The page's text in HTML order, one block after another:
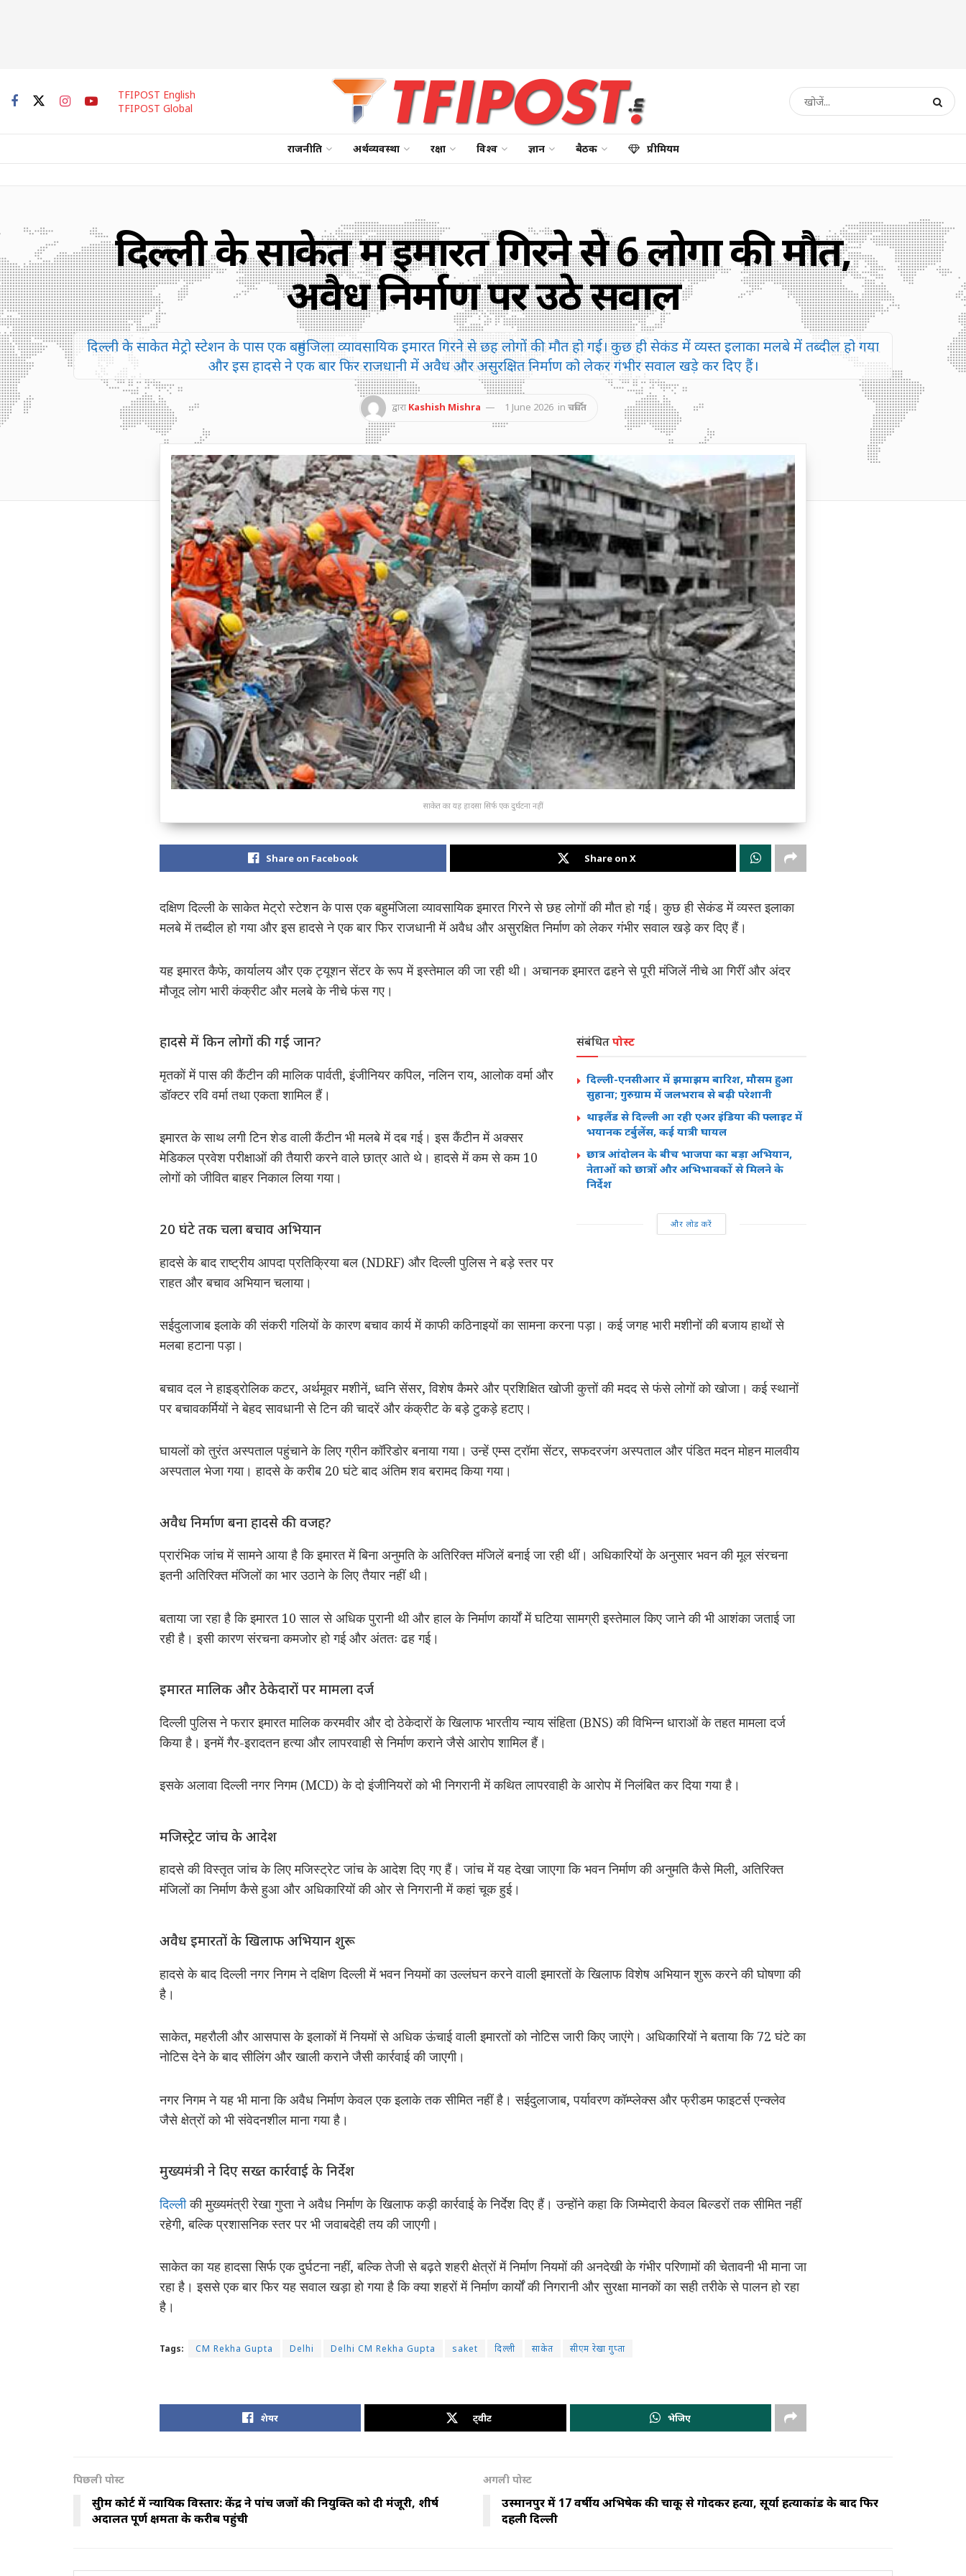
TFIPOST English
TFIPOST Global
राजनीति अर्थव्यवस्था रक्षा विश्व ज्ञान बैठक प्रीमियम
दिल्ली के साकेत में इमारत गिरने से 6 लोगों की मौत,
अवैध निर्माण पर उठे सवाल
दिल्ली के साकेत मेट्रो स्टेशन के पास एक बहुमंजिला व्यावसायिक इमारत गिरने से छह लोगों की मौत हो गई। कुछ ही सेकंड में व्यस्त इलाका मलबे में तब्दील हो गया
और इस हादसे ने एक बार फिर राजधानी में अवैध और असुरक्षित निर्माण को लेकर गंभीर सवाल खड़े कर दिए हैं।
द्वारा Kashish Mishra 1 June 2026 in चर्चित
साकेत का यह हादसा सिर्फ एक दुर्घटना नहीं
Share on Facebook Share on X
दक्षिण दिल्ली के साकेत मेट्रो स्टेशन के पास एक बहुमंजिला व्यावसायिक इमारत गिरने से छह लोगों की मौत हो गई। कुछ ही सेकंड में व्यस्त इलाका
मलबे में तब्दील हो गया और इस हादसे ने एक बार फिर राजधानी में अवैध और असुरक्षित निर्माण को लेकर गंभीर सवाल खड़े कर दिए हैं।
यह इमारत कैफे, कार्यालय और एक ट्यूशन सेंटर के रूप में इस्तेमाल की जा रही थी। अचानक इमारत ढहने से पूरी मंजिलें नीचे आ गिरीं और अंदर
मौजूद लोग भारी कंक्रीट और मलबे के नीचे फंस गए।
संबंधितपोस्ट
दिल्ली-एनसीआर में झमाझम बारिश, मौसम हुआ
सुहाना; गुरुग्राम में जलभराव से बढ़ी परेशानी
थाइलैंड से दिल्ली आ रही एअर इंडिया की फ्लाइट में
भयानक टर्बुलेंस, कई यात्री घायल
छात्र आंदोलन के बीच भाजपा का बड़ा अभियान,
नेताओं को छात्रों और अभिभावकों से मिलने के
निर्देश
और लोड करें
हादसे में किन लोगों की गई जान?
मृतकों में पास की कैंटीन की मालिक पार्वती, इंजीनियर कपिल, नलिन राय, आलोक वर्मा और
डॉक्टर रवि वर्मा तथा एकता शामिल हैं।
इमारत के साथ लगी टिन शेड वाली कैंटीन भी मलबे में दब गई। इस कैंटीन में अक्सर
मेडिकल प्रवेश परीक्षाओं की तैयारी करने वाले छात्र आते थे। हादसे में कम से कम 10
लोगों को जीवित बाहर निकाल लिया गया।
20 घंटे तक चला बचाव अभियान
हादसे के बाद राष्ट्रीय आपदा प्रतिक्रिया बल (NDRF) और दिल्ली पुलिस ने बड़े स्तर पर
राहत और बचाव अभियान चलाया।
सईदुलाजाब इलाके की संकरी गलियों के कारण बचाव कार्य में काफी कठिनाइयों का सामना करना पड़ा। कई जगह भारी मशीनों की बजाय हाथों से
मलबा हटाना पड़ा।
बचाव दल ने हाइड्रोलिक कटर, अर्थमूवर मशीनें, ध्वनि सेंसर, विशेष कैमरे और प्रशिक्षित खोजी कुत्तों की मदद से फंसे लोगों को खोजा। कई स्थानों
पर बचावकर्मियों ने बेहद सावधानी से टिन की चादरें और कंक्रीट के बड़े टुकड़े हटाए।
घायलों को तुरंत अस्पताल पहुंचाने के लिए ग्रीन कॉरिडोर बनाया गया। उन्हें एम्स ट्रॉमा सेंटर, सफदरजंग अस्पताल और पंडित मदन मोहन मालवीय
अस्पताल भेजा गया। हादसे के करीब 20 घंटे बाद अंतिम शव बरामद किया गया।
अवैध निर्माण बना हादसे की वजह?
प्रारंभिक जांच में सामने आया है कि इमारत में बिना अनुमति के अतिरिक्त मंजिलें बनाई जा रही थीं। अधिकारियों के अनुसार भवन की मूल संरचना
इतनी अतिरिक्त मंजिलों का भार उठाने के लिए तैयार नहीं थी।
बताया जा रहा है कि इमारत 10 साल से अधिक पुरानी थी और हाल के निर्माण कार्यों में घटिया सामग्री इस्तेमाल किए जाने की भी आशंका जताई जा
रही है। इसी कारण संरचना कमजोर हो गई और अंततः ढह गई।
इमारत मालिक और ठेकेदारों पर मामला दर्ज
दिल्ली पुलिस ने फरार इमारत मालिक करमवीर और दो ठेकेदारों के खिलाफ भारतीय न्याय संहिता (BNS) की विभिन्न धाराओं के तहत मामला दर्ज
किया है। इनमें गैर-इरादतन हत्या और लापरवाही से निर्माण कराने जैसे आरोप शामिल हैं।
इसके अलावा दिल्ली नगर निगम (MCD) के दो इंजीनियरों को भी निगरानी में कथित लापरवाही के आरोप में निलंबित कर दिया गया है।
मजिस्ट्रेट जांच के आदेश
हादसे की विस्तृत जांच के लिए मजिस्ट्रेट जांच के आदेश दिए गए हैं। जांच में यह देखा जाएगा कि भवन निर्माण की अनुमति कैसे मिली, अतिरिक्त
मंजिलों का निर्माण कैसे हुआ और अधिकारियों की ओर से निगरानी में कहां चूक हुई।
अवैध इमारतों के खिलाफ अभियान शुरू
हादसे के बाद दिल्ली नगर निगम ने दक्षिण दिल्ली में भवन नियमों का उल्लंघन करने वाली इमारतों के खिलाफ विशेष अभियान शुरू करने की घोषणा की
है।
साकेत, महरौली और आसपास के इलाकों में नियमों से अधिक ऊंचाई वाली इमारतों को नोटिस जारी किए जाएंगे। अधिकारियों ने बताया कि 72 घंटे का
नोटिस देने के बाद सीलिंग और खाली कराने जैसी कार्रवाई की जाएगी।
नगर निगम ने यह भी माना कि अवैध निर्माण केवल एक इलाके तक सीमित नहीं है। सईदुलाजाब, पर्यावरण कॉम्प्लेक्स और फ्रीडम फाइटर्स एन्क्लेव
जैसे क्षेत्रों को भी संवेदनशील माना गया है।
मुख्यमंत्री ने दिए सख्त कार्रवाई के निर्देश
दिल्लीकी मुख्यमंत्री रेखा गुप्ता ने अवैध निर्माण के खिलाफ कड़ी कार्रवाई के निर्देश दिए हैं। उन्होंने कहा कि जिम्मेदारी केवल बिल्डरों तक सीमित नहीं
रहेगी, बल्कि प्रशासनिक स्तर पर भी जवाबदेही तय की जाएगी।
साकेत का यह हादसा सिर्फ एक दुर्घटना नहीं, बल्कि तेजी से बढ़ते शहरी क्षेत्रों में निर्माण नियमों की अनदेखी के गंभीर परिणामों की चेतावनी भी माना जा
रहा है। इससे एक बार फिर यह सवाल खड़ा हो गया है कि क्या शहरों में निर्माण कार्यों की निगरानी और सुरक्षा मानकों का सही तरीके से पालन हो रहा
है।
Tags: CM Rekha Gupta Delhi Delhi CM Rekha Gupta saket दिल्ली साकेत सीएम रेखा गुप्ता
शेयर ट्वीट भेजिए
पिछली पोस्ट
सुप्रीम कोर्ट में न्यायिक विस्तार: केंद्र ने पांच जजों की नियुक्ति को दी मंजूरी, शीर्ष
अदालत पूर्ण क्षमता के करीब पहुंची
अगली पोस्ट
उस्मानपुर में 17 वर्षीय अभिषेक की चाकू से गोदकर हत्या, सूर्या हत्याकांड के बाद फिर
दहली दिल्ली